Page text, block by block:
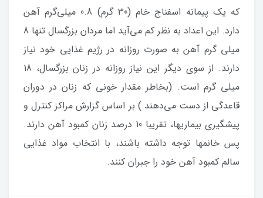
که یک پیمانه اسفناج خام (30 گرم) 0.8 میلی‌گرم آهن
دارد. این اعداد به نظر کم می‌آید اما مردان بزرگسال تنها 8
میلی گرم آهن به صورت روزانه در رژیم غذایی خود نیاز
دارند. از سوی دیگر این نیاز روزانه در زنان بزرگسال، 18
میلی گرم است. (بخاطر مقدار خونی که زنان در دوران
قاعدگی از دست می‌دهند.) بر اساس گزارش مراکز کنترل و
پیشگیری بیماریها، تقریبا 10 درصد زنان کمبود آهن دارند.
پس خانمها توجه داشته باشند، با انتخاب مواد غذایی
سالم کمبود آهن خود را جبران کنند.